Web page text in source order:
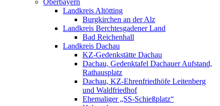
Landkreis Altötting
Burgkirchen an der Alz
Landkreis Berchtesgadener Land
Bad Reichenhall
Landkreis Dachau
KZ-Gedenkstätte Dachau
Dachau, Gedenktafel Dachauer Aufstand,
Rathausplatz
Dachau, KZ-Ehrenfriedhöfe Leitenberg
und Waldfriedhof
Ehemaliger „SS-Schießplatz“